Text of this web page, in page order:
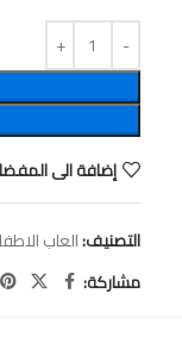
إضافة الى
التصنيف:العاب
مشاركة: